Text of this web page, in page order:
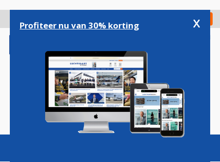
gaan
Check in
Magazine Podcasts Vacatures
Profiteer nu van 30% korting x